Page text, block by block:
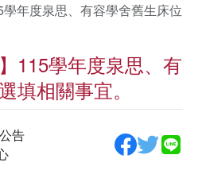
學年度泉思、有容學舍舊生床位
115學年度泉思、有
填相關事宜。
告